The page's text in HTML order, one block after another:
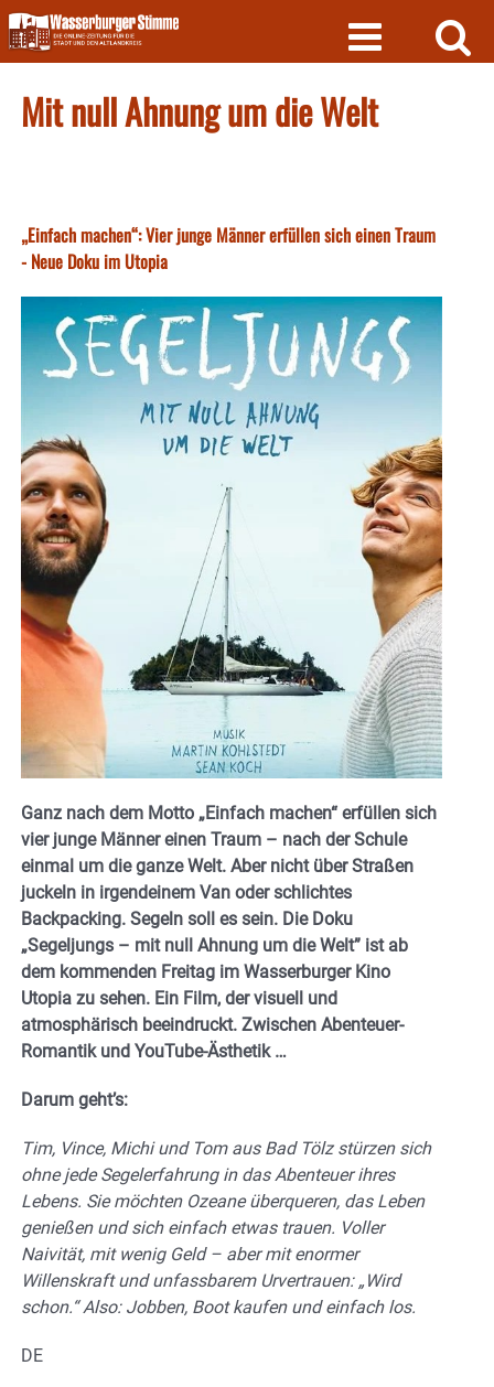
Skip
to
content
Mit null Ahnung um die Welt
„Einfach machen“: Vier junge Männer erfüllen sich einen Traum
- Neue Doku im Utopia
Ganz nach dem Motto „Einfach machen“ erfüllen sich
vier junge Männer einen Traum – nach der Schule
einmal um die ganze Welt. Aber nicht über Straßen
juckeln in irgendeinem Van oder schlichtes
Backpacking. Segeln soll es sein. Die Doku
„Segeljungs – mit null Ahnung um die Welt” ist ab
dem kommenden Freitag im Wasserburger Kino
Utopia zu sehen. Ein Film, der visuell und
atmosphärisch beeindruckt. Zwischen Abenteuer-
Romantik und YouTube-Ästhetik …
Darum geht’s:
Tim, Vince, Michi und Tom aus Bad Tölz stürzen sich
ohne jede Segelerfahrung in das Abenteuer ihres
Lebens. Sie möchten Ozeane überqueren, das Leben
genießen und sich einfach etwas trauen. Voller
Naivität, mit wenig Geld – aber mit enormer
Willenskraft und unfassbarem Urvertrauen: „Wird
schon.“ Also: Jobben, Boot kaufen und einfach los.
DE